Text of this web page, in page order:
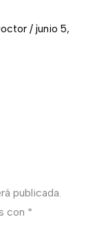
/ junio 5,
publicada.
con *